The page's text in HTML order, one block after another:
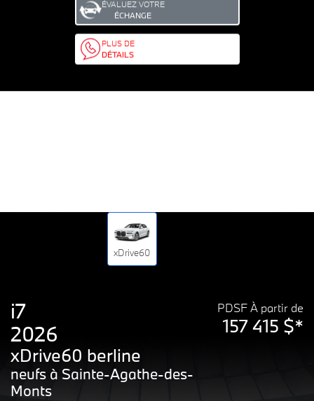
ÉVALUEZ VOTRE
ÉCHANGE
PLUS DE
DÉTAILS
xDrive60
PDSF À partir de
157 415 $*
i7
2026
xDrive60 berline
neufs à Sainte-Agathe-des-
Monts